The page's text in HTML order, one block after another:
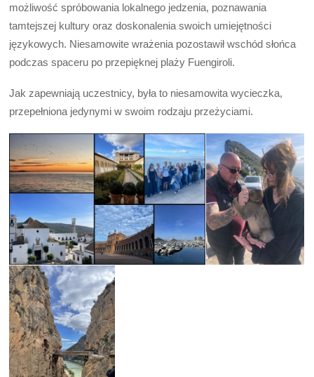
możliwość spróbowania lokalnego jedzenia, poznawania
tamtejszej kultury oraz doskonalenia swoich umiejętności
językowych. Niesamowite wrażenia pozostawił wschód słońca
podczas spaceru po przepięknej plaży Fuengiroli.
Jak zapewniają uczestnicy, była to niesamowita wycieczka,
przepełniona jedynymi w swoim rodzaju przeżyciami.